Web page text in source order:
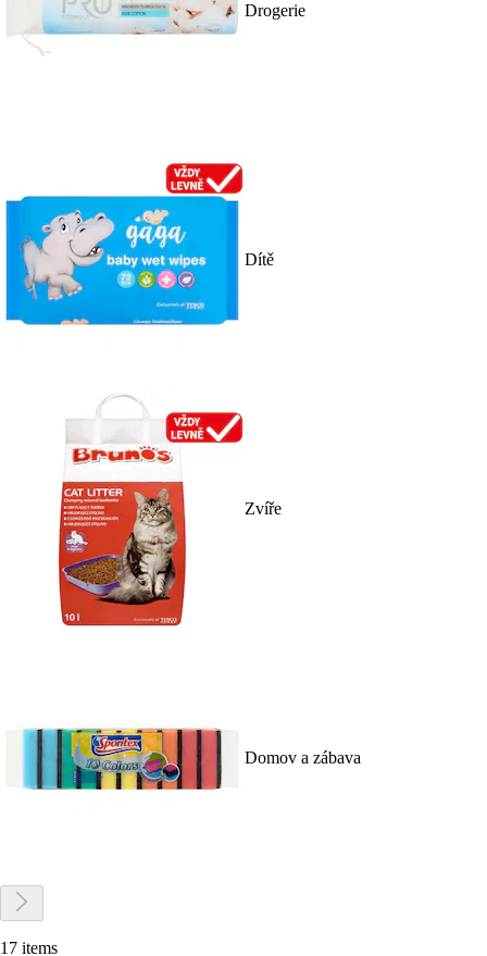
Drogerie
Dítě
Zvíře
Domov a zábava
17 items